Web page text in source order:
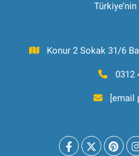
Konur 2 Sokak 31/6
0312
[email